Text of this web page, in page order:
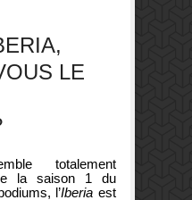
LE
totalement
la saison 1 du
l’Iberia est